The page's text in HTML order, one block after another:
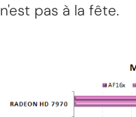
n'est pas à la fête.